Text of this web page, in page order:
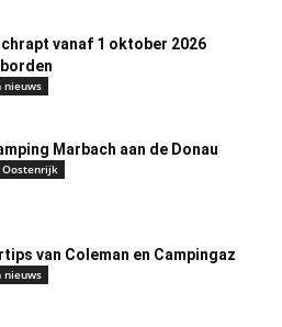
vanaf 1 oktober 2026
nieuws
Marbach aan de Donau
Oostenrijk
van Coleman en Campingaz
nieuws